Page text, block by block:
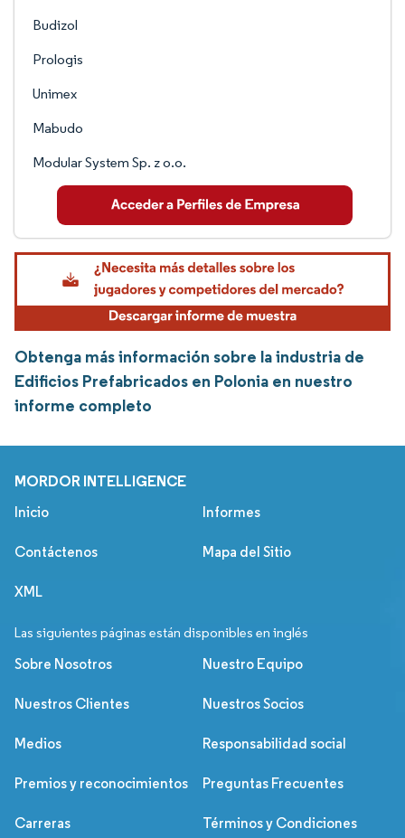
Budizol
Prologis
Unimex
Mabudo
Modular System Sp. z o.o.
Obtenga más información sobre la industria de
Edificios Prefabricados en Polonia en nuestro
informe completo
MORDOR INTELLIGENCE
Inicio Informes
Contáctenos Mapa del Sitio
XML
Las siguientes páginas están disponibles en inglés
Sobre Nosotros Nuestro Equipo
Nuestros Clientes Nuestros Socios
Medios Responsabilidad social
Premios y reconocimientos Preguntas Frecuentes
Carreras Términos y Condiciones